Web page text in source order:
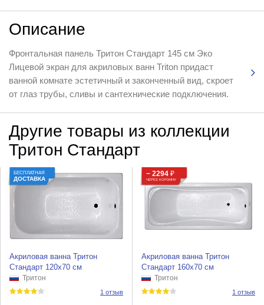
Описание
Фронтальная панель Тритон Стандарт 145 см Эко
Лицевой экран для акриловых ванн Triton придаст
ванной комнате эстетичный и законченный вид, скроет
от глаз трубы, сливы и сантехнические подключения.
Другие товары из коллекции
Тритон Стандарт
БЕСПЛАТНАЯ
ДОСТАВКА
Акриловая ванна Тритон
Стандарт 120х70 см
Тритон
1 отзыв
− 2294 ₽
ЧЕРЕЗ КОРЗИНУ
Акриловая ванна Тритон
Стандарт 160х70 см
Тритон
1 отзыв